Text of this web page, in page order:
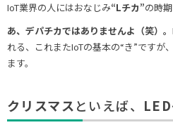
IoT業界の人にはおなじみ“Lチカ”の時期
あ、デパチカではありませんよ（笑）。
れる、これまたIoTの基本の“き”ですが
ます。
クリスマスといえば、